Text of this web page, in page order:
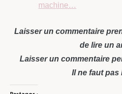
machine…
Laisser un commentaire
de lire un
Laisser un commentaire
Il ne faut pas